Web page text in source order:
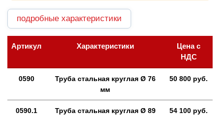
подробные характеристики
Артикул Характеристики
Цена с
НДС
0590
Труба стальная круглая Ø 76
мм
50 800 руб.
0590.1
Труба стальная круглая Ø 89
54 100 руб.